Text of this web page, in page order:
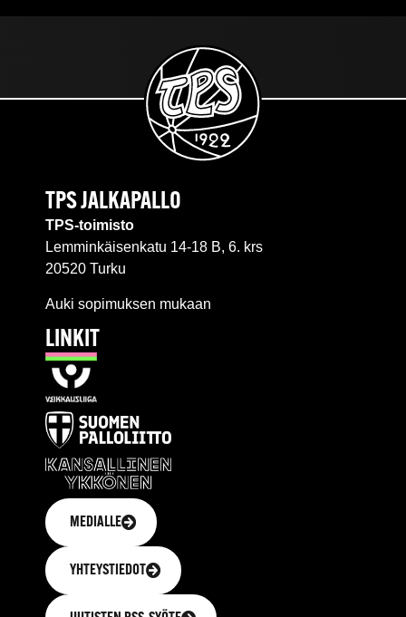
TPS JALKAPALLO
TPS-toimisto
Lemminkäisenkatu 14-18 B, 6. krs
20520 Turku
Auki sopimuksen mukaan
LINKIT
MEDIALLE
YHTEYSTIEDOT